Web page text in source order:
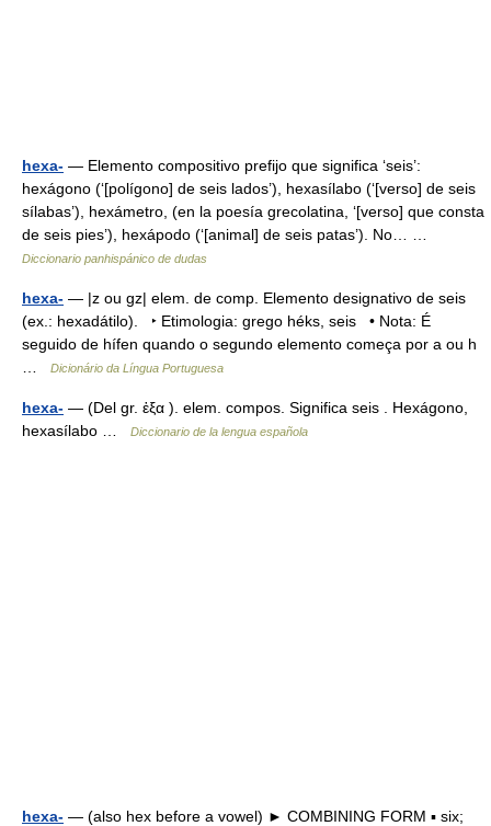
hexa- — Elemento compositivo prefijo que significa ‘seis’:
hexágono (‘[polígono] de seis lados’), hexasílabo (‘[verso] de seis
sílabas’), hexámetro, (en la poesía grecolatina, ‘[verso] que consta
de seis pies’), hexápodo (‘[animal] de seis patas’). No… …
Diccionario panhispánico de dudas
hexa- — |z ou gz| elem. de comp. Elemento designativo de seis
(ex.: hexadátilo). ‣ Etimologia: grego héks, seis • Nota: É
seguido de hífen quando o segundo elemento começa por a ou h
Dicionário da Língua Portuguesa
hexa- — (Del gr. ἑξα ). elem. compos. Significa seis . Hexágono,
hexasílabo …
Diccionario de la lengua española
hexa- — (also hex before a vowel) ► COMBINING FORM ▪ six;